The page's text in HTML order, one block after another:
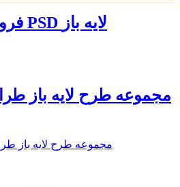
فروش ویژه ۳۰۰ فایل PSD لایه باز
مجموعه طرح لایه باز